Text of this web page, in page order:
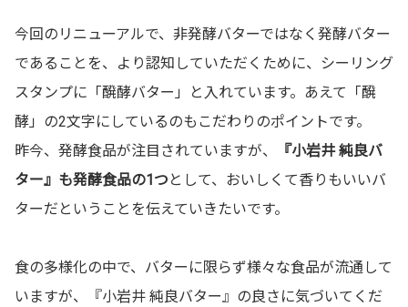
今回のリニューアルで、非発酵バターではなく発酵バター
であることを、より認知していただくために、シーリング
スタンプに「醗酵バター」と入れています。あえて「醗
酵」の2文字にしているのもこだわりのポイントです。
昨今、発酵食品が注目されていますが、
『小岩井 純良バ
ター』も発酵食品の1つ として、おいしくて香りもいいバ
ターだということを伝えていきたいです。
食の多様化の中で、バターに限らず様々な食品が流通して
いますが、『小岩井 純良バター』の良さに気づいてくだ